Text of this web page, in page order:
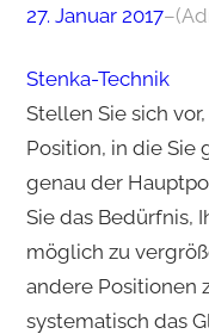
27. Januar 2017–
Stenka-Technik
Stellen Sie sich
Position, in die
genau der
Sie das Bedürfnis,
möglich zu
andere Positionen
systematisch das